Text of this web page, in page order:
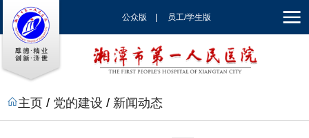
公众版 员工/学生版
| EN
主页 / 党的建设 / 新闻动态